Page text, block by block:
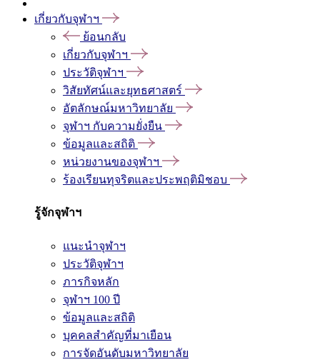
เกี่ยวกับจุฬาฯ
ย้อนกลับ
เกี่ยวกับจุฬาฯ
ประวัติจุฬาฯ
วิสัยทัศน์และยุทธศาสตร์
อัตลักษณ์มหาวิทยาลัย
จุฬาฯ กับความยั่งยืน
ข้อมูลและสถิติ
หน่วยงานของจุฬาฯ
ร้องเรียนทุจริตและประพฤติมิชอบ
รู้จักจุฬาฯ
แนะนำจุฬาฯ
ประวัติจุฬาฯ
ภารกิจหลัก
จุฬาฯ 100 ปี
ข้อมูลและสถิติ
บุคคลสำคัญที่มาเยือน
การจัดอันดับมหาวิทยาลัย